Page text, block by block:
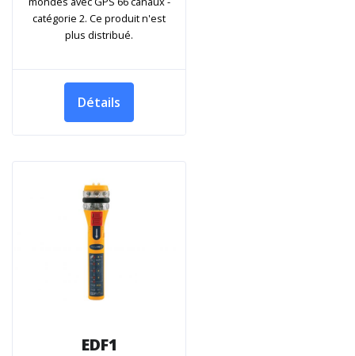
catégorie 2. Ce produit n'est
plus distribué.
Détails
EDF1